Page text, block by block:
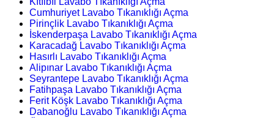
Cumhuriyet Lavabo Tıkanıklığı Açma
Pirinçlik Lavabo Tıkanıklığı Açma
İskenderpaşa Lavabo Tıkanıklığı Açma
Karacadağ Lavabo Tıkanıklığı Açma
Hasırlı Lavabo Tıkanıklığı Açma
Alipınar Lavabo Tıkanıklığı Açma
Seyrantepe Lavabo Tıkanıklığı Açma
Fatihpaşa Lavabo Tıkanıklığı Açma
Ferit Köşk Lavabo Tıkanıklığı Açma
Dabanoğlu Lavabo Tıkanıklığı Açma